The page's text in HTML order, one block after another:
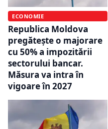
ECONOMIE
Republica Moldova
pregătește o majorare
cu 50% a impozitării
sectorului bancar.
Măsura va intra în
vigoare în 2027